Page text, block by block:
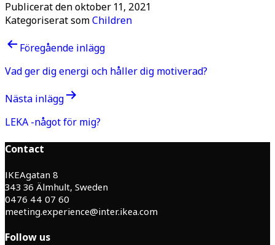
Publicerat denoktober 11, 2021
Kategoriserat somChildren
Inläggsnavigering
Föregående inlägg
Vad ger dig energi och håller dig motiverad?
Nästa inlägg
LEKA -något för mig?
Contact
IKEAgatan 8
343 36 Älmhult, Sweden
0476 44 07 60
meeting.experience@inter.ikea.com
Follow us